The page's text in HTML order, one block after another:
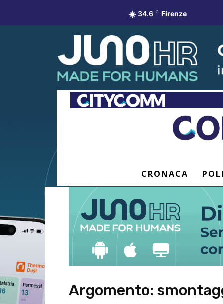
34.6 C Firenze
CRONACA
Argomento: